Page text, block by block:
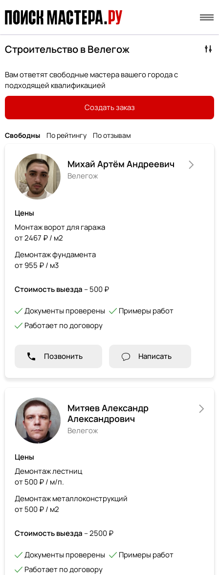
Строительство в Велегож
Вам ответят свободные мастера вашего города с
подходящей квалификацией
Создать заказ
Свободны По рейтингу По отзывам
Михай Артём Андреевич
Велегож
Цены
Монтаж ворот для гаража
от 2467 ₽ / м2
Демонтаж фундамента
от 955 ₽ / м3
Стоимость выезда – 500 ₽
Документы проверены
Примеры работ
Работает по договору
Позвонить Написать
Митяев Александр
Александрович
Велегож
Цены
Демонтаж лестниц
от 500 ₽ / м/п.
Демонтаж металлоконструкций
от 500 ₽ / м2
Стоимость выезда – 2500 ₽
Документы проверены
Примеры работ
Работает по договору